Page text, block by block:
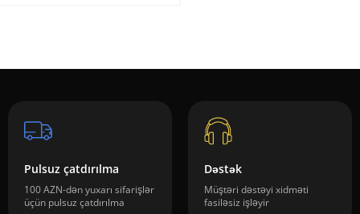
Pulsuz çatdırılma
100 AZN-dən yuxarı sifarişlər
üçün pulsuz çatdırılma
Dəstək
Müştəri dəstəyi xidməti
fasiləsiz işləyir